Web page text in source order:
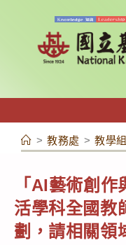
容
> 教務處 > 教學組
「AI藝術創
活學科全國教
劃，請相關領